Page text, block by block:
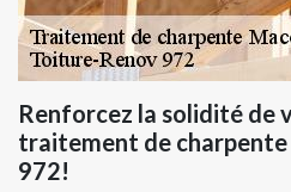
Renforcez la solidité de
traitement de
972!